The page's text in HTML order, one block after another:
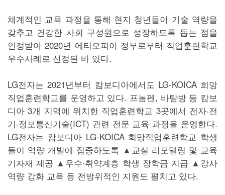
체계적인 교육 과정을 통해 현지 청년들이 기술 역량을
갖추고 건강한 사회 구성원으로 성장하도록 돕는 점을
인정받아 2020년 에티오피아 정부로부터 직업훈련학교
우수사례로 선정된 바 있다.
LG전자는 2021년부터 캄보디아에서도 LG-KOICA 희망
직업훈련학교를 운영하고 있다. 프놈펜, 바탐방 등 캄보
디아 3개 지역에 위치한 직업훈련학교 3곳에서 전자·전
기·정보통신기술(ICT) 관련 전문 교육 과정을 운영한다.
LG전자는 캄보디아 LG-KOICA 희망직업훈련학교 학생
들이 역량 개발에 집중하도록 ▲교실 리모델링 및 교육
기자재 제공 ▲우수∙취약계층 학생 장학금 지급 ▲강사
역량 강화 교육 등 전방위적인 지원도 펼치고 있다.